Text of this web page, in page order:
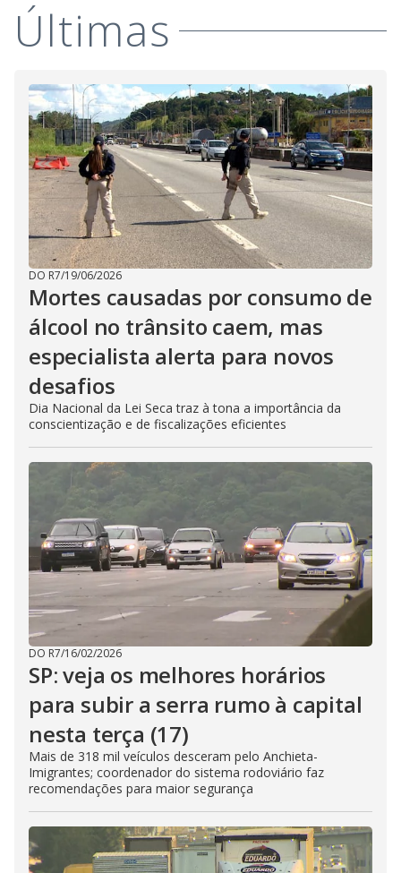
Últimas
DO R7/19/06/2026
Mortes causadas por consumo de
álcool no trânsito caem, mas
especialista alerta para novos
desafios
Dia Nacional da Lei Seca traz à tona a importância da
conscientização e de fiscalizações eficientes
DO R7/16/02/2026
SP: veja os melhores horários
para subir a serra rumo à capital
nesta terça (17)
Mais de 318 mil veículos desceram pelo Anchieta-
Imigrantes; coordenador do sistema rodoviário faz
recomendações para maior segurança